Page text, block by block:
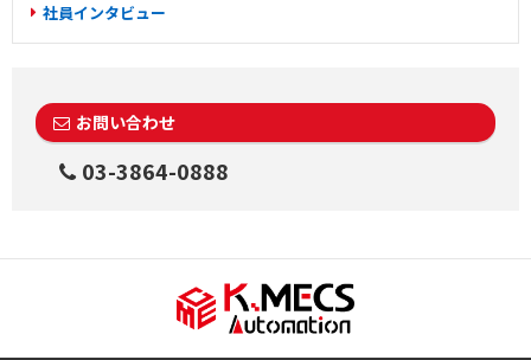
社員インタビュー
お問い合わせ
03-3864-0888